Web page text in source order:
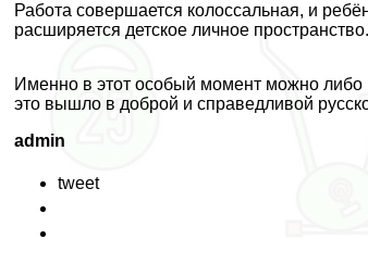
Работа совершается колоссальная, и
расширяется детское личное прострaнcтво.
Именно в этот особый момент можно либо
это вышло в доброй и справедливой
admin
tweet